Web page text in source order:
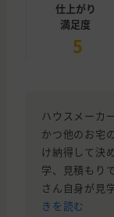
仕上がり
満足度
5
ハウスメーカ
かつ他のお宅
け納得して決
学、見積もり
さん自身が見
きを読む